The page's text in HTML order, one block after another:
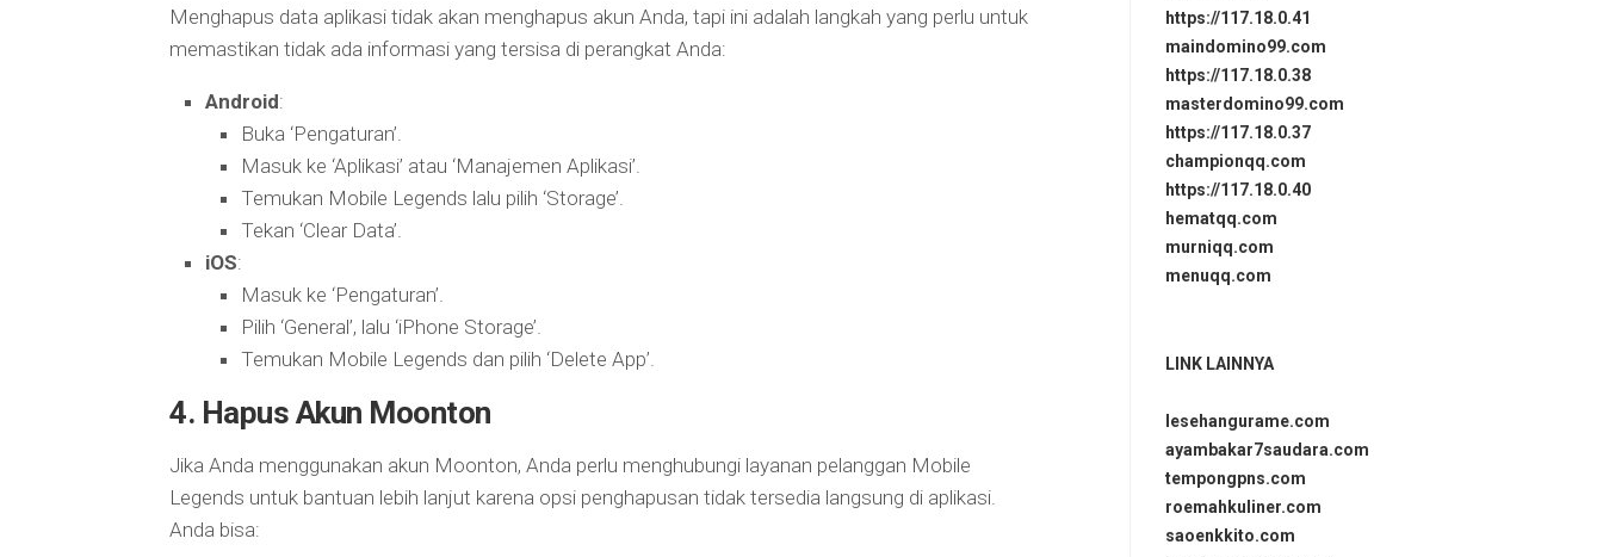
Menghapus data aplikasi tidak akan menghapus akun Anda, tapi ini adalah langkah yang perlu untuk
memastikan tidak ada informasi yang tersisa di perangkat Anda:
Android:
Buka ‘Pengaturan’.
Masuk ke ‘Aplikasi’ atau ‘Manajemen Aplikasi’.
Temukan Mobile Legends lalu pilih ‘Storage’.
Tekan ‘Clear Data’.
iOS:
Masuk ke ‘Pengaturan’.
Pilih ‘General’, lalu ‘iPhone Storage’.
Temukan Mobile Legends dan pilih ‘Delete App’.
4. Hapus Akun Moonton
Jika Anda menggunakan akun Moonton, Anda perlu menghubungi layanan pelanggan Mobile
Legends untuk bantuan lebih lanjut karena opsi penghapusan tidak tersedia langsung di aplikasi.
Anda bisa:
https://117.18.0.41
maindomino99.com
https://117.18.0.38
masterdomino99.com
https://117.18.0.37
championqq.com
https://117.18.0.40
hematqq.com
murniqq.com
menuqq.com
LINK LAINNYA
lesehangurame.com
ayambakar7saudara.com
tempongpns.com
roemahkuliner.com
saoenkkito.com